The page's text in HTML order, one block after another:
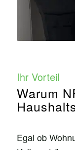
Ihr Vorteil
Warum
Egal ob